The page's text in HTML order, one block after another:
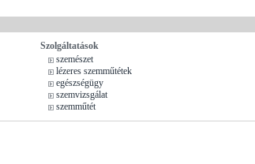
Szolgáltatások
szemészet
lézeres szemműtétek
egészségügy
szemvizsgálat
szemműtét